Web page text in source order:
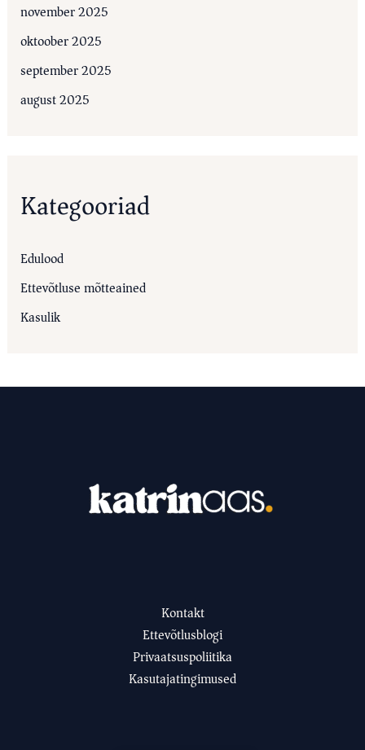
november 2025
oktoober 2025
september 2025
august 2025
Kategooriad
Edulood
Ettevõtluse mõtteained
Kasulik
Kontakt
Ettevõtlusblogi
Privaatsuspoliitika
Kasutajatingimused